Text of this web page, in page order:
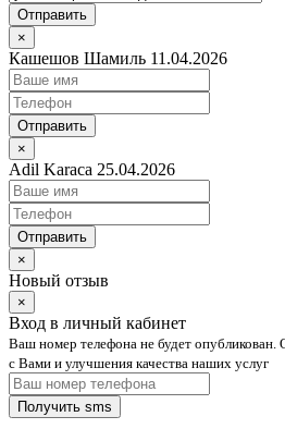
Отправить
×
Кашешов Шамиль 11.04.2026
Отправить
×
Adil Karaca 25.04.2026
Отправить
×
Новый отзыв
×
Вход в личный кабинет
Ваш номер телефона не будет опубликован.
с Вами и улучшения качества наших услуг